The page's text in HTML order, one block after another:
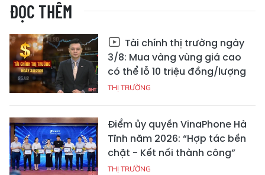
ĐỌC THÊM
Tài chính thị trường ngày
3/8: Mua vàng vùng giá cao
có thể lỗ 10 triệu đồng/lượng
THỊ TRƯỜNG
Điểm ủy quyền VinaPhone Hà
Tĩnh năm 2026: “Hợp tác bền
chặt - Kết nối thành công”
THỊ TRƯỜNG